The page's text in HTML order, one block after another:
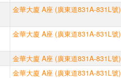
金華大廈 A座 (廣東道831A-831L號)
金華大廈 A座 (廣東道831A-831L號)
金華大廈 A座 (廣東道831A-831L號)
金華大廈 A座 (廣東道831A-831L號)